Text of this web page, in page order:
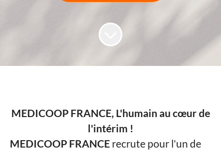
MEDICOOP FRANCE, L'humain au cœur de
l'intérim !
MEDICOOP FRANCE recrute pour l'un de